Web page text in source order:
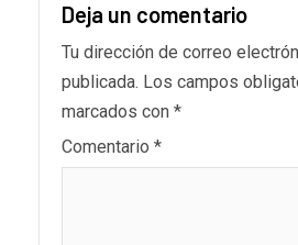
Deja un comentario
Tu dirección de correo
publicada. Los campos
marcados con *
Comentario *